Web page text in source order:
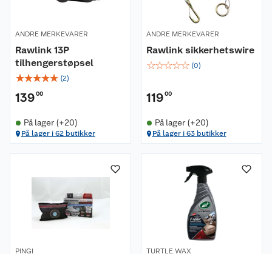
ANDRE MERKEVARER
Rawlink 13P
tilhengerstøpsel
☆☆☆☆☆ (2)
13900
På lager (+20)
På lager i 62 butikker
ANDRE MERKEVARER
Rawlink sikkerhetswire
☆☆☆☆☆ (0)
11900
På lager (+20)
På lager i 63 butikker
PINGI TURTLE WAX